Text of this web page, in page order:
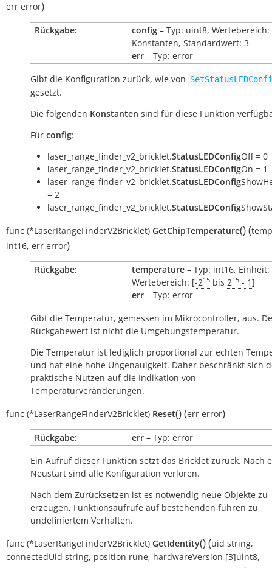
err error)
Rückgabe: config – Typ: uint8, Wertebereich:
Konstanten, Standardwert: 3
err – Typ: error
Gibt die Konfiguration zurück, wie von
gesetzt.
Die folgenden Konstanten sind für diese Funktion
Für config:
laser_range_finder_v2_bricklet.StatusLEDConfigOff = 0
laser_range_finder_v2_bricklet.StatusLEDConfigOn = 1
laser_range_finder_v2_bricklet.StatusLEDConfig
= 2
laser_range_finder_v2_bricklet.StatusLEDConfig
func (*LaserRangeFinderV2Bricklet) GetChipTemperature()(
int16, err error)
Rückgabe: temperature – Typ: int16,
Wertebereich: [-215 bis 215 - 1]
err – Typ: error
Gibt die Temperatur, gemessen im Mikrocontroller, aus.
Rückgabewert ist nicht die Umgebungstemperatur.
Die Temperatur ist lediglich proportional zur echten
und hat eine hohe Ungenauigkeit. Daher beschränkt sich
praktische Nutzen auf die Indikation von
Temperaturveränderungen.
func (*LaserRangeFinderV2Bricklet) Reset()(err error)
Rückgabe: err – Typ: error
Ein Aufruf dieser Funktion setzt das Bricklet zurück. Nach
Neustart sind alle Konfiguration verloren.
Nach dem Zurücksetzen ist es notwendig neue Objekte zu
erzeugen, Funktionsaufrufe auf bestehenden führen zu
undefiniertem Verhalten.
func (*LaserRangeFinderV2Bricklet) GetIdentity()(uid string,
connectedUid string, position rune, hardwareVersion [3]uint8,